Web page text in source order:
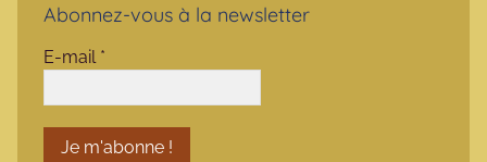
Abonnez-vous à la newsletter
E-mail *